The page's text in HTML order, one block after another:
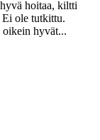
hoitaa, kiltti
ole tutkittu.
oikein hyvät...